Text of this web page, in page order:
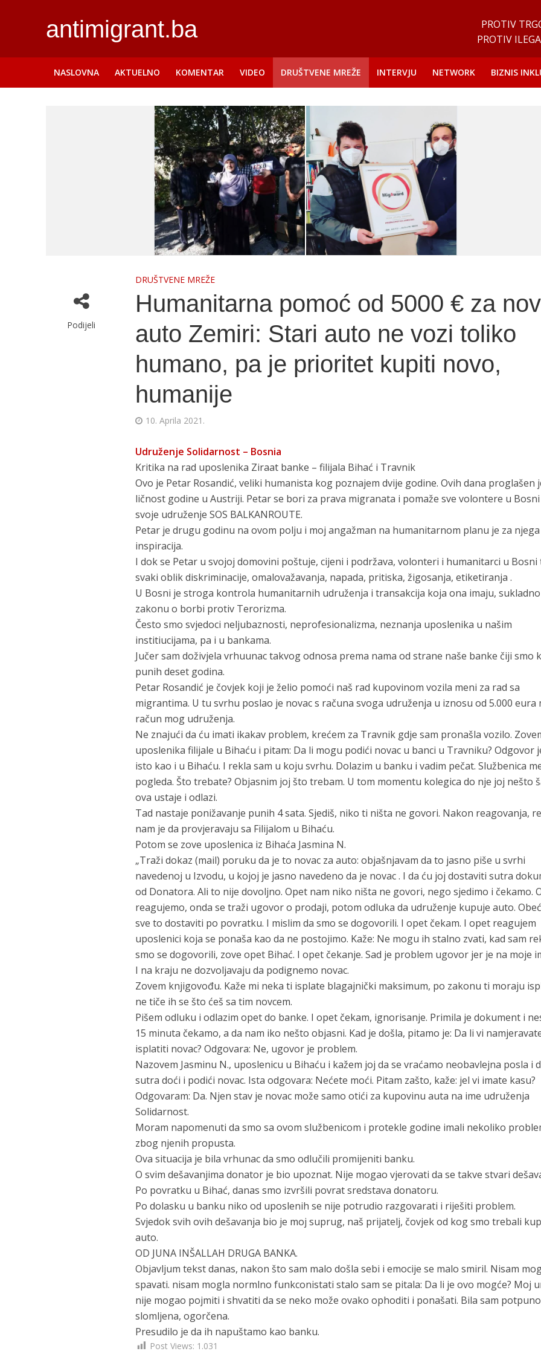
antimigrant.ba
PROTIV
PROTIV
NASLOVNA AKTUELNO KOMENTAR VIDEO DRUŠTVENE MREŽE INTERVJU NETWORK BIZNIS
Podijeli
DRUŠTVENE MREŽE
Humanitarna pomoć od 5000 € za
auto Zemiri: Stari auto ne vozi toliko
humano, pa je prioritet kupiti novo,
humanije
10. Aprila 2021.
Udruženje Solidarnost – Bosnia
Kritika na rad uposlenika Ziraat banke – filijala Bihać i Travnik
Ovo je Petar Rosandić, veliki humanista kog poznajem dvije godine. Ovih dana proglašen
ličnost godine u Austriji. Petar se bori za prava migranata i pomaže sve volontere u
svoje udruženje SOS BALKANROUTE.
Petar je drugu godinu na ovom polju i moj angažman na humanitarnom planu je za njega
inspiracija.
I dok se Petar u svojoj domovini poštuje, cijeni i podržava, volonteri i humanitarci u Bosni
svaki oblik diskriminacije, omalovažavanja, napada, pritiska, žigosanja, etiketiranja .
U Bosni je stroga kontrola humanitarnih udruženja i transakcija koja ona imaju, sukladno
zakonu o borbi protiv Terorizma.
Često smo svjedoci neljubaznosti, neprofesionalizma, neznanja uposlenika u našim
institiucijama, pa i u bankama.
Jučer sam doživjela vrhuunac takvog odnosa prema nama od strane naše banke čiji smo
punih deset godina.
Petar Rosandić je čovjek koji je želio pomoći naš rad kupovinom vozila meni za rad sa
migrantima. U tu svrhu poslao je novac s računa svoga udruženja u iznosu od 5.000 eura
račun mog udruženja.
Ne znajući da ću imati ikakav problem, krećem za Travnik gdje sam pronašla vozilo.
uposlenika filijale u Bihaću i pitam: Da li mogu podići novac u banci u Travniku? Odgovor
isto kao i u Bihaću. I rekla sam u koju svrhu. Dolazim u banku i vadim pečat. Službenica
pogleda. Što trebate? Objasnim joj što trebam. U tom momentu kolegica do nje joj nešto
ova ustaje i odlazi.
Tad nastaje ponižavanje punih 4 sata. Sjediš, niko ti ništa ne govori. Nakon reagovanja,
nam je da provjeravaju sa Filijalom u Bihaću.
Potom se zove uposlenica iz Bihaća Jasmina N.
„Traži dokaz (mail) poruku da je to novac za auto: objašnjavam da to jasno piše u svrhi
navedenoj u Izvodu, u kojoj je jasno navedeno da je novac . I da ću joj dostaviti sutra
od Donatora. Ali to nije dovoljno. Opet nam niko ništa ne govori, nego sjedimo i čekamo.
reagujemo, onda se traži ugovor o prodaji, potom odluka da udruženje kupuje auto.
sve to dostaviti po povratku. I mislim da smo se dogovorili. I opet čekam. I opet reagujem
uposlenici koja se ponaša kao da ne postojimo. Kaže: Ne mogu ih stalno zvati, kad sam
smo se dogovorili, zove opet Bihać. I opet čekanje. Sad je problem ugovor jer je na moje
I na kraju ne dozvoljavaju da podignemo novac.
Zovem knjigovođu. Kaže mi neka ti isplate blagajnički maksimum, po zakonu ti moraju
ne tiče ih se što ćeš sa tim novcem.
Pišem odluku i odlazim opet do banke. I opet čekam, ignorisanje. Primila je dokument i
15 minuta čekamo, a da nam iko nešto objasni. Kad je došla, pitamo je: Da li vi
isplatiti novac? Odgovara: Ne, ugovor je problem.
Nazovem Jasminu N., uposlenicu u Bihaću i kažem joj da se vraćamo neobavlejna posla i
sutra doći i podići novac. Ista odgovara: Nećete moći. Pitam zašto, kaže: jel vi imate kasu?
Odgovaram: Da. Njen stav je novac može samo otići za kupovinu auta na ime udruženja
Solidarnost.
Moram napomenuti da smo sa ovom službenicom i protekle godine imali nekoliko
zbog njenih propusta.
Ova situacija je bila vrhunac da smo odlučili promijeniti banku.
O svim dešavanjima donator je bio upoznat. Nije mogao vjerovati da se takve stvari
Po povratku u Bihać, danas smo izvršili povrat sredstava donatoru.
Po dolasku u banku niko od uposlenih se nije potrudio razgovarati i riješiti problem.
Svjedok svih ovih dešavanja bio je moj suprug, naš prijatelj, čovjek od kog smo trebali
auto.
OD JUNA INŠALLAH DRUGA BANKA.
Objavljum tekst danas, nakon što sam malo došla sebi i emocije se malo smiril. Nisam
spavati. nisam mogla normlno funkconistati stalo sam se pitala: Da li je ovo mogće? Moj
nije mogao pojmiti i shvatiti da se neko može ovako ophoditi i ponašati. Bila sam potpuno
slomljena, ogorčena.
Presudilo je da ih napuštamo kao banku.
Post Views: 1.031